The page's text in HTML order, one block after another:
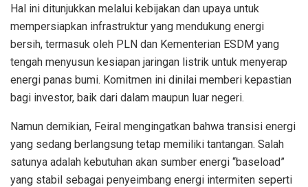
Hal ini ditunjukkan melalui kebijakan dan upaya untuk
mempersiapkan infrastruktur yang mendukung energi
bersih, termasuk oleh PLN dan Kementerian ESDM yang
tengah menyusun kesiapan jaringan listrik untuk menyerap
energi panas bumi. Komitmen ini dinilai memberi kepastian
bagi investor, baik dari dalam maupun luar negeri.
Namun demikian, Feiral mengingatkan bahwa transisi energi
yang sedang berlangsung tetap memiliki tantangan. Salah
satunya adalah kebutuhan akan sumber energi “baseload”
yang stabil sebagai penyeimbang energi intermiten seperti